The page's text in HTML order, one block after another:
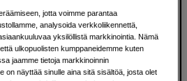
jotta voimme parantaa
analysoida verkkoliikennettä,
yksilöllistä markkinointia. Nämä
ulkopuolisten kumppaneidemme kuten
jaamme tietoja markkinoinnin
on näyttää sinulle aina sitä sisältöä, josta olet